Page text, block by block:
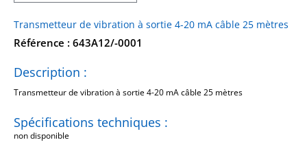
Transmetteur de vibration à sortie 4-20 mA câble 25 mètres
Référence : 643A12/-0001
Spécifications techniques :
non disponible
Description :
Transmetteur de vibration à sortie 4-20 mA câble 25 mètres